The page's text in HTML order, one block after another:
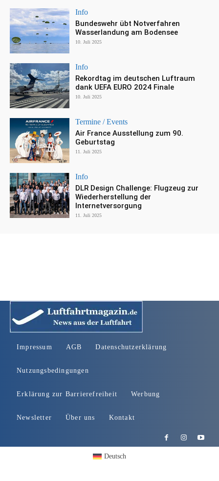
Info
Bundeswehr übt Notverfahren
Wasserlandung am Bodensee
10. Juli 2025
Info
Rekordtag im deutschen Luftraum
dank UEFA EURO 2024 Finale
10. Juli 2025
Termine / Events
Air France Ausstellung zum 90.
Geburtstag
11. Juli 2025
Info
DLR Design Challenge: Flugzeug zur
Wiederherstellung der
Internetversorgung
11. Juli 2025
Impressum AGB Datenschutzerklärung
Nutzungsbedingungen
Erklärung zur Barrierefreiheit Werbung
Newsletter Über uns Kontakt
Deutsch